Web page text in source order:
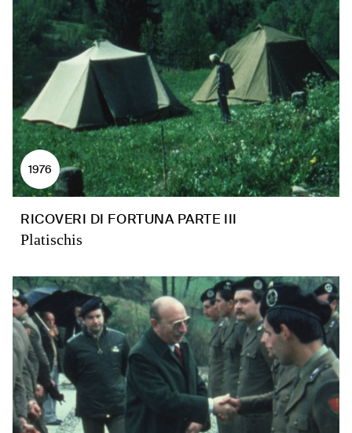
1976
RICOVERI DI FORTUNA PARTE III
Platischis